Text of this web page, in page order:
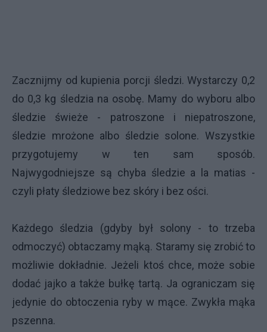
Zacznijmy od kupienia porcji śledzi. Wystarczy 0,2
do 0,3 kg śledzia na osobę. Mamy do wyboru albo
śledzie świeże - patroszone i niepatroszone,
śledzie mrożone albo śledzie solone. Wszystkie
przygotujemy w ten sam sposób.
Najwygodniejsze są chyba śledzie a la matias -
czyli płaty śledziowe bez skóry i bez ości.
Każdego śledzia (gdyby był solony - to trzeba
odmoczyć) obtaczamy mąką. Staramy się zrobić to
możliwie dokładnie. Jeżeli ktoś chce, może sobie
dodać jajko a także bułkę tartą. Ja ograniczam się
jedynie do obtoczenia ryby w mące. Zwykła mąka
pszenna.